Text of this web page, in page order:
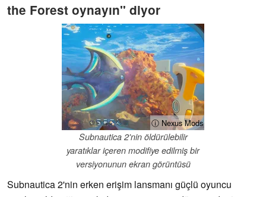
the Forest oynayın" diyor
ⓘ Nexus Mods
Subnautica 2'nin öldürülebilir
yaratıklar içeren modifiye edilmiş bir
versiyonunun ekran görüntüsü
Subnautica 2'nin erken erişim lansmanı güçlü oyuncu